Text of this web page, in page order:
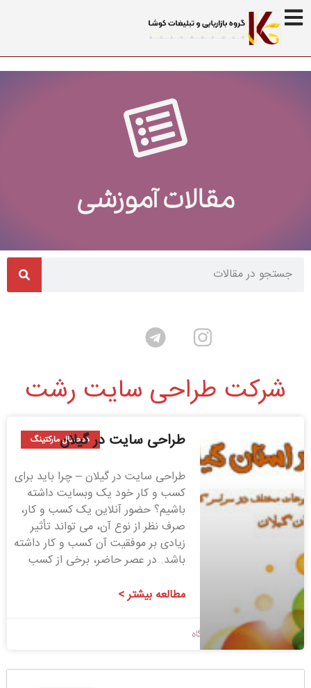
مقالات آموزشی
شرکت طراحی سایت رشت
دیجیتال مارکتینگطراحی سایت در گیلان
طراحی سایت در گیلان – چرا باید برای
کسب و کار خود یک وبسایت داشته
باشیم؟ حضور آنلاین یک کسب و کار،
صرف نظر از نوع آن، می تواند تأثیر
زیادی بر موفقیت آن کسب و کار داشته
باشد. در عصر حاضر، برخی از کسب
مطالعه بیشتر >
1400/08/26 بدون دیدگاه